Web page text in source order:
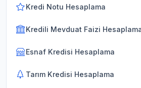
Kredi Notu Hesaplama
Kredili Mevduat Faizi
Esnaf Kredisi Hesaplama
Tarım Kredisi Hesaplama